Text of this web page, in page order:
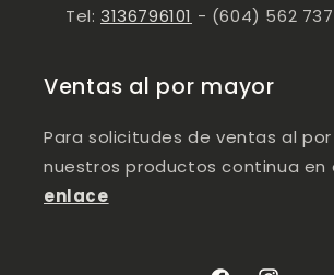
Tel: 3136796101 - (604) 562
Ventas al por mayor
Para solicitudes de ventas al
nuestros productos continua en
enlace